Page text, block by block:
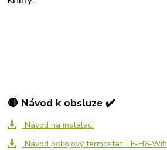
🔴 Návod k obsluze ✔️
Návod na instalaci
Návod pokojový termostat TF-H6-Wifi